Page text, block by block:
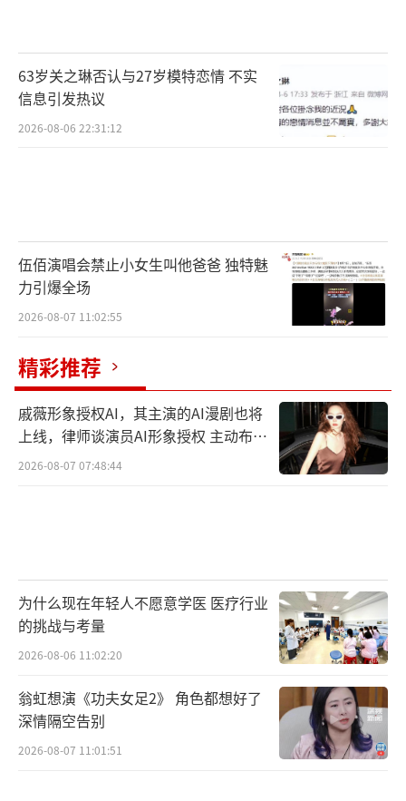
发展进程，擦亮首都高校的“金字招牌”，展
现新时代下我国高等教育的新任务、新使命。
与此同时，每期节目还将邀请三位毕业于
对学长学姐们而言，这不仅是一次“重返1
8岁”的青春回忆之旅，更是一次为学弟学
姐们将通过分享自身的成长经历和人生智慧，
聚焦传媒、医药、体育、教师等诸多行业，解
答新一代青年关于自身成长、发展的诸多困惑
与问题，帮助他们认识自己、找准方向、奋发
首期节目，著名主持人敬一丹、刘纯燕、
春妮将在“返校团团长”陈铭和“返校团助
理”徐艺恒的带领下重回母校中国传媒大学，
在学弟学妹们的精心策划下展开一场“校园一
日游”。
节目开篇，她们将“蒙眼”来到那些对她
63岁关之琳否认与27岁模特恋情 不实
信息引发热议
2026-08-06 22:31:12
伍佰演唱会禁止小女生叫他爸爸 独特魅
力引爆全场
2026-08-07 11:02:55
精彩推荐
戚薇形象授权AI，其主演的AI漫剧也将
上线，律师谈演员AI形象授权 主动布局
数字资产
2026-08-07 07:48:44
为什么现在年轻人不愿意学医 医疗行业
的挑战与考量
2026-08-06 11:02:20
翁虹想演《功夫女足2》 角色都想好了
深情隔空告别
2026-08-07 11:01:51